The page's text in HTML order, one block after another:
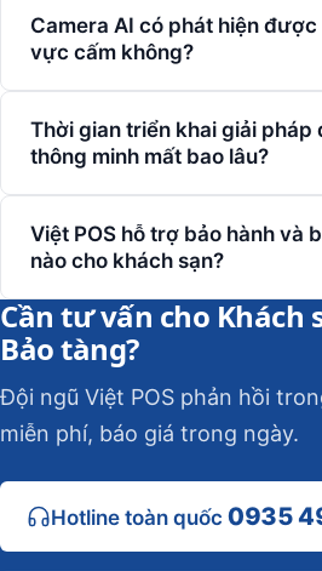
Camera AI có phát hiện
vực cấm không?
Thời gian triển khai giải pháp
thông minh mất bao lâu?
Việt POS hỗ trợ bảo hành và
nào cho khách sạn?
Cần tư vấn cho Khách
Bảo tàng?
Đội ngũ Việt POS phản hồi
miễn phí, báo giá trong ngày.
Hotline toàn quốc 0935